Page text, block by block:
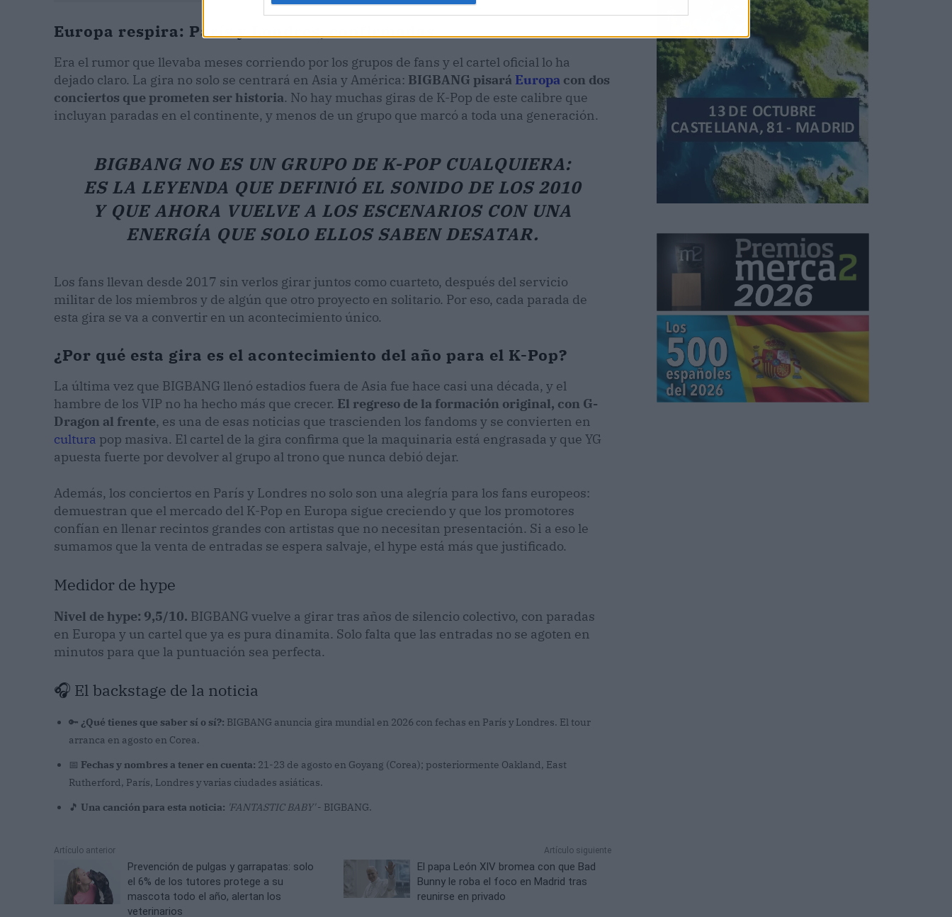
Europa respira: París y Londres, confirmadas
Era el rumor que llevaba meses corriendo por los grupos de fans y el cartel oficial lo ha
dejado claro. La gira no solo se centrará en Asia y América: BIGBANG pisará Europa con dos
conciertos que prometen ser historia. No hay muchas giras de K-Pop de este calibre que
incluyan paradas en el continente, y menos de un grupo que marcó a toda una generación.
BIGBANG NO ES UN GRUPO DE K-POP CUALQUIERA:
ES LA LEYENDA QUE DEFINIÓ EL SONIDO DE LOS 2010
Y QUE AHORA VUELVE A LOS ESCENARIOS CON UNA
ENERGÍA QUE SOLO ELLOS SABEN DESATAR.
Los fans llevan desde 2017 sin verlos girar juntos como cuarteto, después del servicio
militar de los miembros y de algún que otro proyecto en solitario. Por eso, cada parada de
esta gira se va a convertir en un acontecimiento único.
¿Por qué esta gira es el acontecimiento del año para el K-Pop?
La última vez que BIGBANG llenó estadios fuera de Asia fue hace casi una década, y el
hambre de los VIP no ha hecho más que crecer. El regreso de la formación original, con G-
Dragon al frente, es una de esas noticias que trascienden los fandoms y se convierten en
cultura pop masiva. El cartel de la gira confirma que la maquinaria está engrasada y que YG
apuesta fuerte por devolver al grupo al trono que nunca debió dejar.
Además, los conciertos en París y Londres no solo son una alegría para los fans europeos:
demuestran que el mercado del K-Pop en Europa sigue creciendo y que los promotores
confían en llenar recintos grandes con artistas que no necesitan presentación. Si a eso le
sumamos que la venta de entradas se espera salvaje, el hype está más que justificado.
Medidor de hype
Nivel de hype: 9,5/10. BIGBANG vuelve a girar tras años de silencio colectivo, con paradas
en Europa y un cartel que ya es pura dinamita. Solo falta que las entradas no se agoten en
minutos para que la puntuación sea perfecta.
🎧 El backstage de la noticia
🔑 ¿Qué tienes que saber sí o sí?: BIGBANG anuncia gira mundial en 2026 con fechas en París y Londres. El tour
arranca en agosto en Corea.
📅 Fechas y nombres a tener en cuenta: 21-23 de agosto en Goyang (Corea); posteriormente Oakland, East
Rutherford, París, Londres y varias ciudades asiáticas.
🎵 Una canción para esta noticia: 'FANTASTIC BABY'- BIGBANG.
Artículo anterior
Prevención de pulgas y garrapatas: solo
el 6% de los tutores protege a su
mascota todo el año, alertan los
veterinarios
Artículo siguiente
El papa León XIV bromea con que Bad
Bunny le roba el foco en Madrid tras
reunirse en privado